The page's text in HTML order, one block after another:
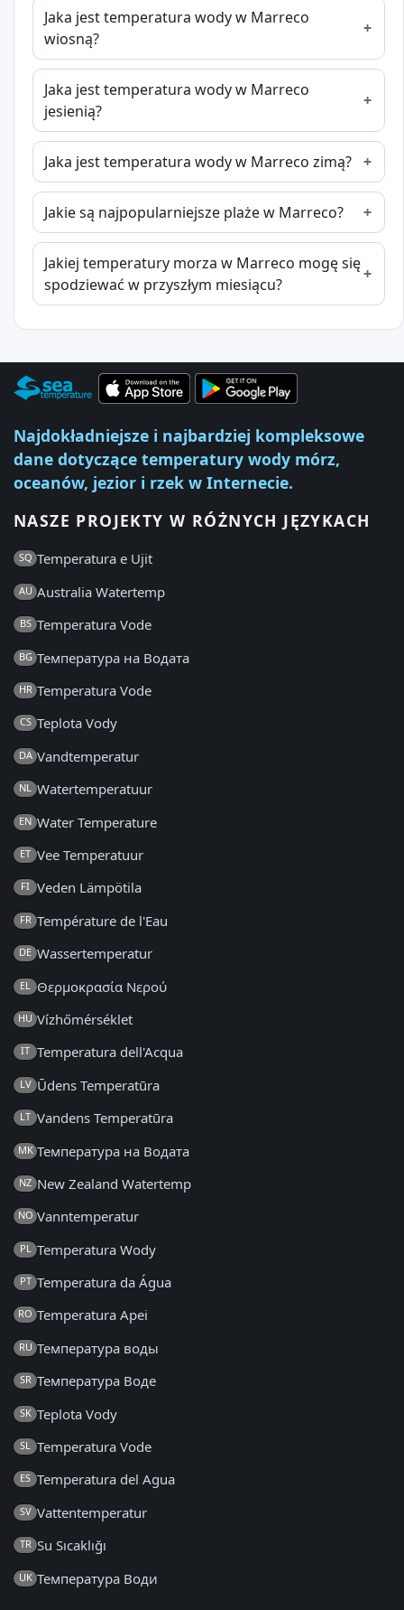
Jaka jest temperatura wody w Marreco
wiosną?
Jaka jest temperatura wody w Marreco
jesienią?
Jaka jest temperatura wody w Marreco zimą?
Jakie są najpopularniejsze plaże w Marreco?
Jakiej temperatury morza w Marreco mogę się
spodziewać w przyszłym miesiącu?
Najdokładniejsze i najbardziej kompleksowe
dane dotyczące temperatury wody mórz,
oceanów, jezior i rzek w Internecie.
NASZE PROJEKTY W RÓŻNYCH JĘZYKACH
SQ Temperatura e Ujit
AU Australia Watertemp
BS Temperatura Vode
BG Температура на Водата
HR Temperatura Vode
CS Teplota Vody
DA Vandtemperatur
NL Watertemperatuur
EN Water Temperature
ET Vee Temperatuur
FI Veden Lämpötila
FR Température de l'Eau
DE Wassertemperatur
EL Θερμοκρασία Νερού
HU Vízhőmérséklet
IT Temperatura dell'Acqua
LV Ūdens Temperatūra
LT Vandens Temperatūra
MK Температура на Водата
NZ New Zealand Watertemp
NO Vanntemperatur
PL Temperatura Wody
PT Temperatura da Água
RO Temperatura Apei
RU Температура воды
SR Температура Воде
SK Teplota Vody
SL Temperatura Vode
ES Temperatura del Agua
SV Vattentemperatur
TR Su Sıcaklığı
UK Температура Води